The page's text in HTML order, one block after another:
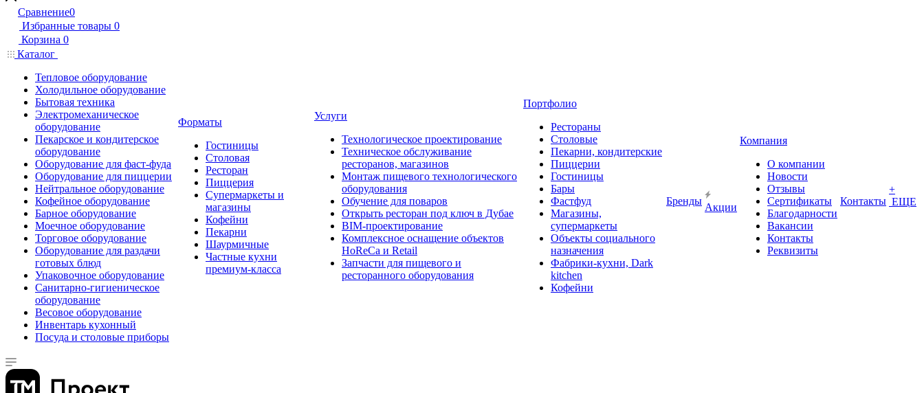
Сравнение0
Избранные товары 0
Корзина 0
Каталог
Тепловое оборудование
Холодильное оборудование
Бытовая техника
Электромеханическое
оборудование
Пекарское и кондитерское
оборудование
Оборудование для фаст-фуда
Оборудование для пиццерии
Нейтральное оборудование
Кофейное оборудование
Барное оборудование
Моечное оборудование
Торговое оборудование
Оборудование для раздачи
готовых блюд
Упаковочное оборудование
Санитарно-гигиеническое
оборудование
Весовое оборудование
Инвентарь кухонный
Посуда и столовые приборы
Форматы
Гостиницы
Столовая
Ресторан
Пиццерия
Супермаркеты и
магазины
Кофейни
Пекарни
Шаурмичные
Частные кухни
премиум-класса
Услуги
Технологическое проектирование
Техническое обслуживание
ресторанов, магазинов
Монтаж пищевого технологического
оборудования
Обучение для поваров
Открыть ресторан под ключ в Дубае
BIM-проектирование
Комплексное оснащение объектов
HoReCa и Retail
Запчасти для пищевого и
ресторанного оборудования
Портфолио
Рестораны
Столовые
Пекарни, кондитерские
Пиццерии
Гостиницы
Бары
Фастфуд
Магазины,
супермаркеты
Объекты социального
назначения
Фабрики-кухни, Dark
kitchen
Кофейни
Бренды
Акции
Компания
О компании
Новости
Отзывы
Сертификаты
Благодарности
Вакансии
Контакты
Реквизиты
Контакты
+
ЕЩЕ